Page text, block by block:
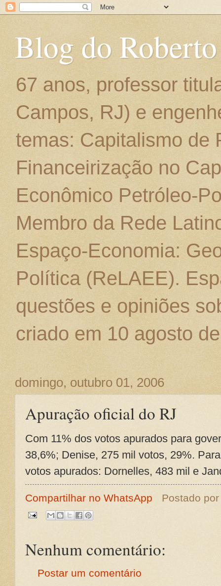
Blog do
67 anos, professor
Campos, RJ) e
temas: Capitalismo de
Financeirização no
Econômico Petróleo-
Membro da Rede
Espaço-Economia:
Política (ReLAEE).
questões e opiniões
criado em 10 agosto
domingo, outubro 01, 2006
Apuração oficial do RJ
Com 11% dos votos apurados para
38,6%; Denise, 275 mil votos, 29%.
votos apurados: Dornelles, 483 mil e
Compartilhar no WhatsApp Postado
Nenhum comentário:
Postar um comentário